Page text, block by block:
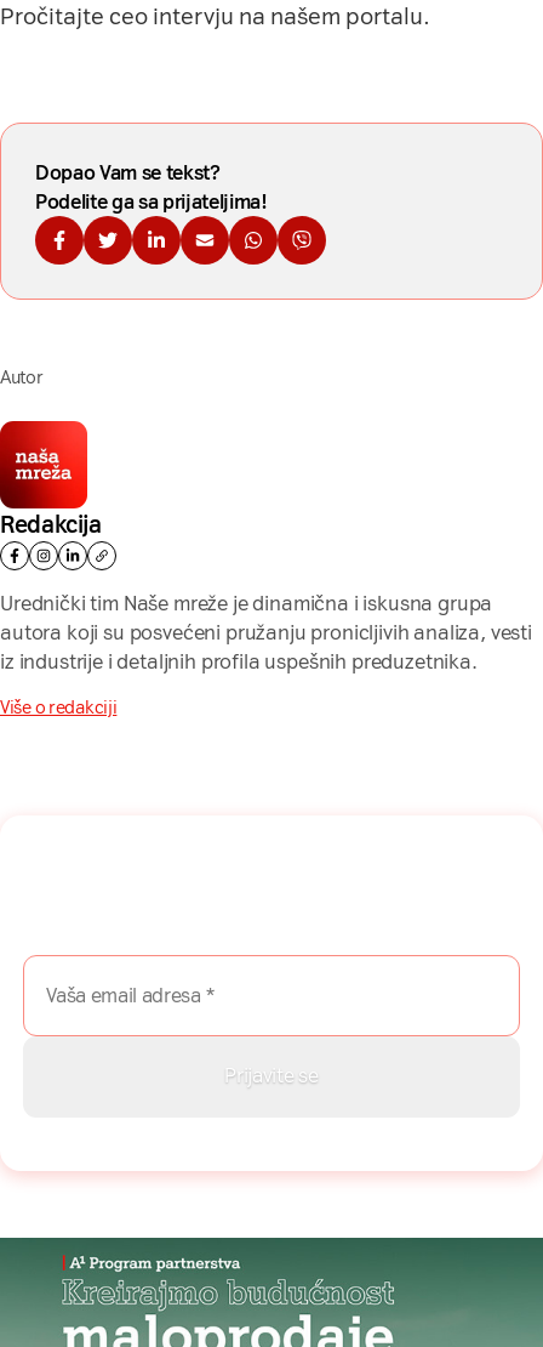
Pročitajte ceo intervju na našem portalu.
Dopao Vam se tekst?
Podelite ga sa prijateljima!
Podelite na Fejsbuku
Podelite na Tviteru
Podelite na Linkdinu
Podelite na imejl
Podelite na WhatsApp
Podelite na Viberu
Autor
Redakcija
Urednički tim Naše mreže je dinamična i iskusna grupa
autora koji su posvećeni pružanju pronicljivih analiza, vesti
iz industrije i detaljnih profila uspešnih preduzetnika.
Više o redakciji